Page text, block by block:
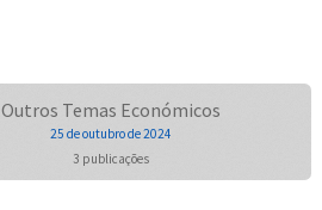
Outros Temas Económicos
25 de outubro de 2024
3 publicações